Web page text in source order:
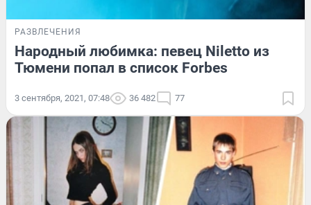
РАЗВЛЕЧЕНИЯ
Народный любимка: певец Niletto из
Тюмени попал в список Forbes
3 сентября, 2021, 07:48 36 482 77